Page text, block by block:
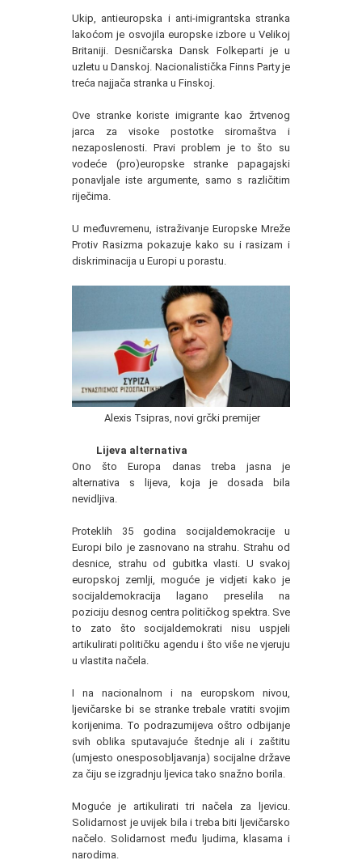
Ukip, antieuropska i anti-imigrantska stranka
lakoćom je osvojila europske izbore u Velikoj
Britaniji. Desničarska Dansk Folkeparti je u
uzletu u Danskoj. Nacionalistička Finns Party je
treća najjača stranka u Finskoj.
Ove stranke koriste imigrante kao žrtvenog
jarca za visoke postotke siromaštva i
nezaposlenosti. Pravi problem je to što su
vodeće (pro)europske stranke papagajski
ponavljale iste argumente, samo s različitim
riječima.
U međuvremenu, istraživanje Europske Mreže
Protiv Rasizma pokazuje kako su i rasizam i
diskriminacija u Europi u porastu.
Alexis Tsipras, novi grčki premijer
Lijeva alternativa
Ono što Europa danas treba jasna je
alternativa s lijeva, koja je dosada bila
nevidljiva.
Proteklih 35 godina socijaldemokracije u
Europi bilo je zasnovano na strahu. Strahu od
desnice, strahu od gubitka vlasti. U svakoj
europskoj zemlji, moguće je vidjeti kako je
socijaldemokracija lagano preselila na
poziciju desnog centra političkog spektra. Sve
to zato što socijaldemokrati nisu uspjeli
artikulirati političku agendu i što više ne vjeruju
u vlastita načela.
I na nacionalnom i na europskom nivou,
ljevičarske bi se stranke trebale vratiti svojim
korijenima. To podrazumijeva oštro odbijanje
svih oblika sputavajuće štednje ali i zaštitu
(umjesto onesposobljavanja) socijalne države
za čiju se izgradnju ljevica tako snažno borila.
Moguće je artikulirati tri načela za ljevicu.
Solidarnost je uvijek bila i treba biti ljevičarsko
načelo. Solidarnost među ljudima, klasama i
narodima.